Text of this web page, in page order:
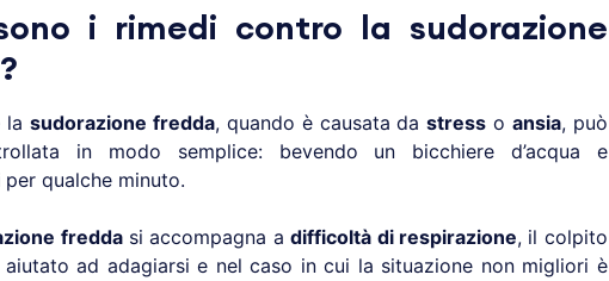
i rimedi contro la sudorazione
lasudorazione fredda, quando è causata dastress oansia, può
in modo semplice: bevendo un bicchiere d’acqua e
per qualche minuto.
freddasi accompagna adifficoltà di respirazione, il colpito
aiutato ad adagiarsi e nel caso in cui la situazione non migliori è